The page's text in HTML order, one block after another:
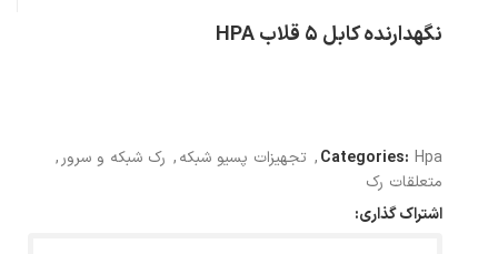
نگهدارنده کابل 5 قلاب HPA
Categories: Hpa
, تجهیزات پسیو شبکه, رک شبکه و سرور ,
متعلقات رک
اشتراک گذاری: